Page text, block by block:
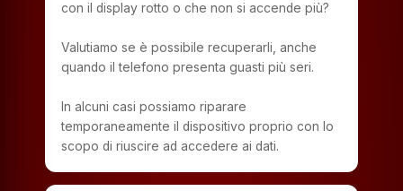
con il display rotto o che non si accende più?
Valutiamo se è possibile recuperarli, anche
quando il telefono presenta guasti più seri.
In alcuni casi possiamo riparare
temporaneamente il dispositivo proprio con lo
scopo di riuscire ad accedere ai dati.